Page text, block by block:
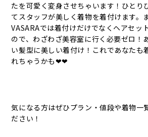
たを可愛く変身させちゃいます！ひとり
てスタッフが美しく着物を着付けます。
VASARAでは着付けだけでなくヘアセッ
ので、わざわざ美容室に行く必要ゼロ！
い髪型に美しい着付け！これであなたも
れちゃうかも❤❤
気になる方はぜひプラン・値段や着物一
ださい！